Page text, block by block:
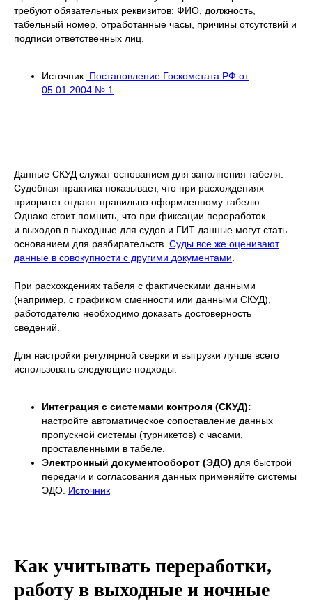
требуют обязательных реквизитов: ФИО, должность,
табельный номер, отработанные часы, причины отсутствий и
подписи ответственных лиц.
Источник: Постановление Госкомстата РФ от
05.01.2004 № 1
Данные СКУД служат основанием для заполнения табеля.
Судебная практика показывает, что при расхождениях
приоритет отдают правильно оформленному табелю.
Однако стоит помнить, что при фиксации переработок
и выходов в выходные для судов и ГИТ данные могут стать
основанием для разбирательств. Суды все же оценивают
данные в совокупности с другими документами
При расхождениях табеля с фактическими данными
(например, с графиком сменности или данными СКУД),
работодателю необходимо доказать достоверность
сведений.
Для настройки регулярной сверки и выгрузки лучше всего
использовать следующие подходы:
Интеграция с системами контроля (СКУД):
настройте автоматическое сопоставление данных
пропускной системы (турникетов) с часами,
проставленными в табеле.
Электронный документооборот (ЭДО) для быстрой
передачи и согласования данных применяйте системы
ЭДО. Источник
Как учитывать переработки,
работу в выходные и ночные